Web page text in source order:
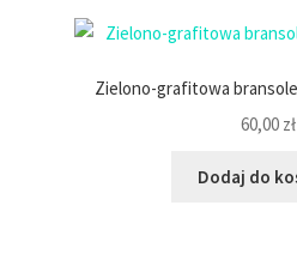
Zielono-grafitowa
60,00 zł
Dodaj do